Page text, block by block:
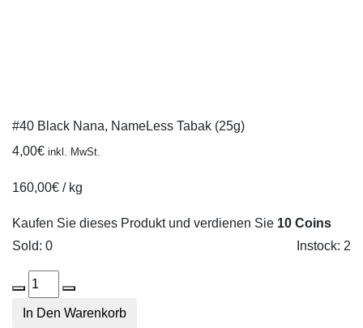
#40 Black Nana, NameLess Tabak (25g)
4,00€ inkl. MwSt.
160,00€ / kg
Kaufen Sie dieses Produkt und verdienen Sie 10 Coins
Sold: 0
Instock: 2
#40
In Den Warenkorb